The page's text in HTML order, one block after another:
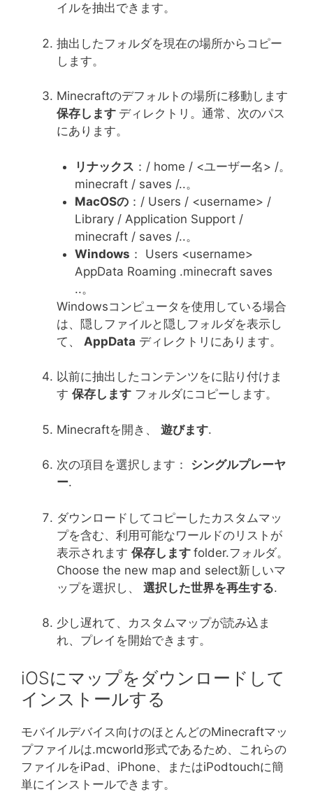
イルを抽出できます。
抽出したフォルダを現在の場所からコピー
します。
Minecraftのデフォルトの場所に移動します
保存します ディレクトリ。通常、次のパス
にあります。
リナックス ：/ home / <ユーザー名> /。
minecraft / saves /..。
MacOSの：/ Users / <username> /
Library / Application Support /
minecraft / saves /..。
Windows ： Users <username>
AppData Roaming .minecraft saves
..。
Windowsコンピュータを使用している場合
は、隠しファイルと隠しフォルダを表示し
て、 AppData ディレクトリにあります。
以前に抽出したコンテンツをに貼り付けま
す 保存します フォルダにコピーします。
Minecraftを開き、 遊びます.
次の項目を選択します： シングルプレーヤ
ー.
ダウンロードしてコピーしたカスタムマッ
プを含む、利用可能なワールドのリストが
表示されます 保存します folder.フォルダ。
Choose the new map and select新しいマ
ップを選択し、 選択した世界を再生する.
少し遅れて、カスタムマップが読み込ま
れ、プレイを開始できます。
iOSにマップをダウンロードして
インストールする
モバイルデバイス向けのほとんどのMinecraftマッ
プファイルは.mcworld形式であるため、これらの
ファイルをiPad、iPhone、またはiPodtouchに簡
単にインストールできます。